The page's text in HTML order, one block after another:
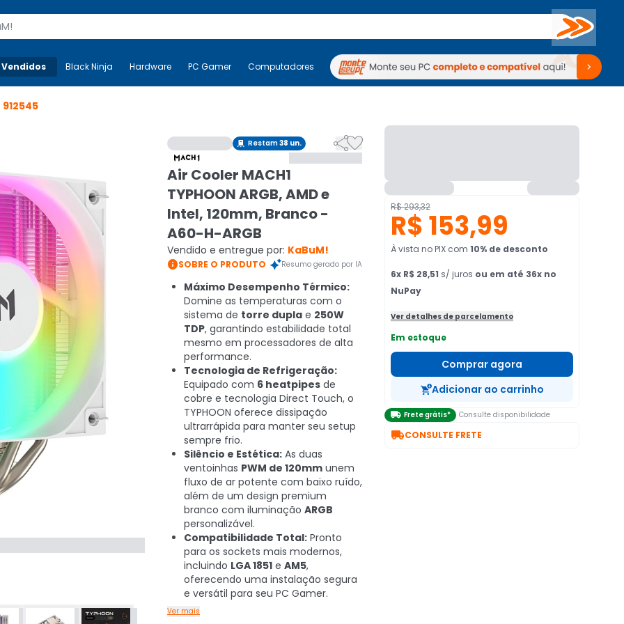
Buscar
Mais-v- Black Ninja Hardware PC Gamer Computadores Periféricos TV Venda no KaBuM!
Black Ninja Hardware PC Gamer Computadores Periféricos TV Venda no KaBuM!
912545
 Restam38 un. 
Air Cooler MACH1
TYPHOON ARGB, AMD e
Intel, 120mm, Branco -
A60-H-ARGB
Vendido e entregue por: KaBuM!
SOBRE O PRODUTO Resumo gerado por IA
Máximo Desempenho Térmico:
Domine as temperaturas com o
sistema de torre dupla e 250W
TDP, garantindo estabilidade total
mesmo em processadores de alta
performance.
Tecnologia de Refrigeração:
Equipado com 6 heatpipes de
cobre e tecnologia Direct Touch, o
TYPHOON oferece dissipação
ultrarrápida para manter seu setup
sempre frio.
Silêncio e Estética: As duas
ventoinhas PWM de 120mm unem
fluxo de ar potente com baixo ruído,
além de um design premium
branco com iluminação ARGB
personalizável.
Compatibilidade Total: Pronto
para os sockets mais modernos,
incluindo LGA 1851 e AM5,
oferecendo uma instalação segura
e versátil para seu PC Gamer.
Ver mais
R$ 293,32
R$ 153,99
À vista no PIX com 10% de desconto
6x R$ 28,51 s/ juros ou em até 36x no
NuPay
Ver detalhes de parcelamento
Em estoque
Comprar agora
Adicionar ao carrinho
 Frete grátis* Consulte disponibilidade
CONSULTE FRETE